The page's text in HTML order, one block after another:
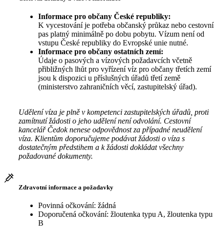
Informace pro občany České republiky:
K vycestování je potřeba občanský průkaz nebo cestovní
pas platný minimálně po dobu pobytu. Vízum není od
vstupu České republiky do Evropské unie nutné.
Informace pro občany ostatních zemí:
Údaje o pasových a vízových požadavcích včetně
přibližných lhůt pro vyřízení víz pro občany třetích zemí
jsou k dispozici u příslušných úřadů třetí země
(ministerstvo zahraničních věcí, zastupitelský úřad).
Udělení víza je plně v kompetenci zastupitelských úřadů, proti
zamítnutí žádosti o jeho udělení není odvolání. Cestovní
kancelář Čedok nenese odpovědnost za případné neudělení
víza. Klientům doporučujeme podávat žádosti o víza s
dostatečným předstihem a k žádosti dokládat všechny
požadované dokumenty.
Zdravotní informace a požadavky
Povinná očkování: žádná
Doporučená očkování: žloutenka typu A, žloutenka typu
B